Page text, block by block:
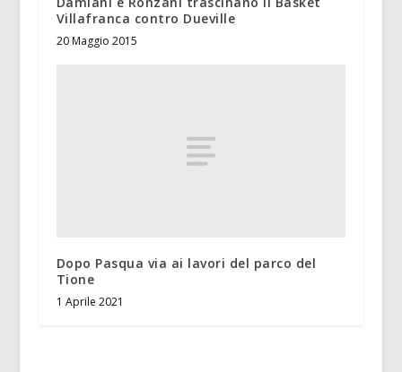
Villafranca contro Dueville
20 Maggio 2015
Dopo Pasqua via ai lavori del parco del
Tione
1 Aprile 2021